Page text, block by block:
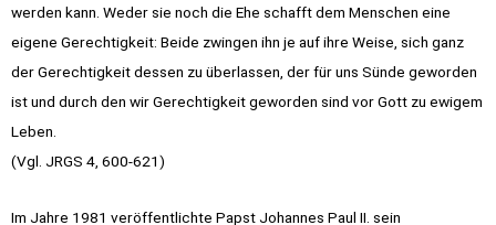
werden kann. Weder sie noch die Ehe schafft dem Menschen eine
eigene Gerechtigkeit: Beide zwingen ihn je auf ihre Weise, sich ganz
der Gerechtigkeit dessen zu überlassen, der für uns Sünde geworden
ist und durch den wir Gerechtigkeit geworden sind vor Gott zu ewigem
Leben.
(Vgl. JRGS 4, 600-621)
Im Jahre 1981 veröffentlichte Papst Johannes Paul II. sein